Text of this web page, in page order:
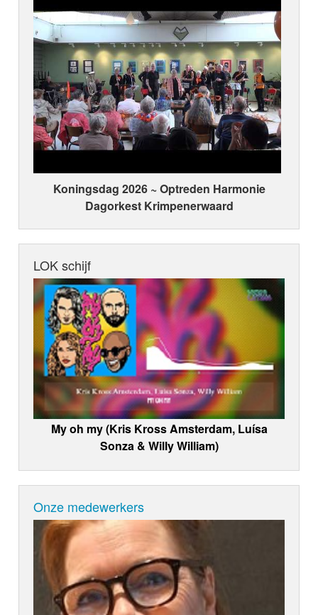
Koningsdag 2026 ~ Optreden Harmonie
Dagorkest Krimpenerwaard
LOK schijf
My oh my (Kris Kross Amsterdam, Luísa
Sonza & Willy William)
Onze medewerkers